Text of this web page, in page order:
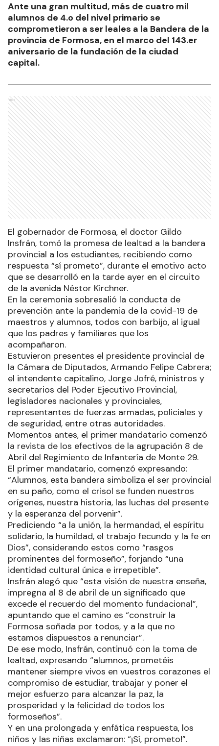
Ante una gran multitud, más de cuatro mil
alumnos de 4.o del nivel primario se
comprometieron a ser leales a la Bandera de la
provincia de Formosa, en el marco del 143.er
aniversario de la fundación de la ciudad
capital.
Ads
El gobernador de Formosa, el doctor Gildo
Insfrán, tomó la promesa de lealtad a la bandera
provincial a los estudiantes, recibiendo como
respuesta “sí prometo”, durante el emotivo acto
que se desarrolló en la tarde ayer en el circuito
de la avenida Néstor Kirchner.
En la ceremonia sobresalió la conducta de
prevención ante la pandemia de la covid-19 de
maestros y alumnos, todos con barbijo, al igual
que los padres y familiares que los
acompañaron.
Estuvieron presentes el presidente provincial de
la Cámara de Diputados, Armando Felipe Cabrera;
el intendente capitalino, Jorge Jofré, ministros y
secretarios del Poder Ejecutivo Provincial,
legisladores nacionales y provinciales,
representantes de fuerzas armadas, policiales y
de seguridad, entre otras autoridades.
Momentos antes, el primer mandatario comenzó
la revista de los efectivos de la agrupación 8 de
Abril del Regimiento de Infantería de Monte 29.
El primer mandatario, comenzó expresando:
“Alumnos, esta bandera simboliza el ser provincial
en su paño, como el crisol se funden nuestros
orígenes, nuestra historia, las luchas del presente
y la esperanza del porvenir”.
Prediciendo “a la unión, la hermandad, el espíritu
solidario, la humildad, el trabajo fecundo y la fe en
Dios”, considerando estos como “rasgos
prominentes del formoseño”, forjando “una
identidad cultural única e irrepetible”.
Insfrán alegó que “esta visión de nuestra enseña,
impregna al 8 de abril de un significado que
excede el recuerdo del momento fundacional”,
apuntando que el camino es “construir la
Formosa soñada por todos, y a la que no
estamos dispuestos a renunciar”.
De ese modo, Insfrán, continuó con la toma de
lealtad, expresando “alumnos, prometéis
mantener siempre vivos en vuestros corazones el
compromiso de estudiar, trabajar y poner el
mejor esfuerzo para alcanzar la paz, la
prosperidad y la felicidad de todos los
formoseños”.
Y en una prolongada y enfática respuesta, los
niños y las niñas exclamaron: “¡Sí, prometo!”.